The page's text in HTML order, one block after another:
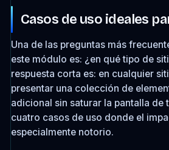
Casos de uso ideales
Una de las preguntas más
este módulo es: ¿en qué tipo de
respuesta corta es: en cualquier
presentar una colección de
adicional sin saturar la pantalla de
cuatro casos de uso donde el
especialmente notorio.